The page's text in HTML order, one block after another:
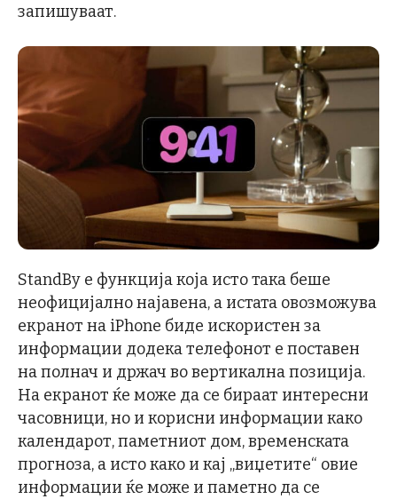
запишуваат.
StandBy е функција која исто така беше
неофицијално најавена, а истата овозможува
екранот на iPhone биде искористен за
информации додека телефонот е поставен
на полнач и држач во вертикална позиција.
На екранот ќе може да се бираат интересни
часовници, но и корисни информации како
календарот, паметниот дом, временската
прогноза, а исто како и кај „виџетите“ овие
информации ќе може и паметно да се